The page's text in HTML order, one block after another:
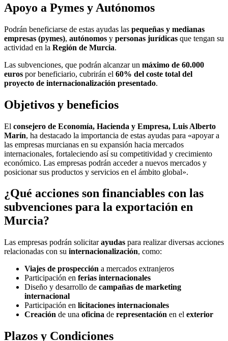
Apoyo a Pymes y Autónomos
Podrán beneficiarse de estas ayudas las pequeñas y medianas
empresas (pymes), autónomos y personas jurídicas que tengan su
actividad en la Región de Murcia.
Las subvenciones, que podrán alcanzar un máximo de 60.000
euros por beneficiario, cubrirán el 60% del coste total del
proyecto de internacionalización presentado.
Objetivos y beneficios
El consejero de Economía, Hacienda y Empresa, Luis Alberto
Marín, ha destacado la importancia de estas ayudas para «apoyar a
las empresas murcianas en su expansión hacia mercados
internacionales, fortaleciendo así su competitividad y crecimiento
económico. Las empresas podrán acceder a nuevos mercados y
posicionar sus productos y servicios en el ámbito global».
¿Qué acciones son financiables con las
subvenciones para la exportación en
Murcia?
Las empresas podrán solicitarayudas para realizar diversas acciones
relacionadas con su internacionalización, como:
Viajes de prospección a mercados extranjeros
Participación en ferias internacionales
Diseño y desarrollo de campañas de marketing
internacional
Participación en licitaciones internacionales
Creación de una oficina de representación en el exterior
Plazos y Condiciones